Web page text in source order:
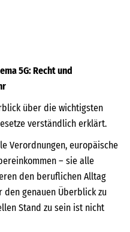
5G: Recht und
über die wichtigsten
verständlich erklärt.
Verordnungen, europäische
– sie alle
den beruflichen Alltag
genauen Überblick zu
Stand zu sein ist nicht